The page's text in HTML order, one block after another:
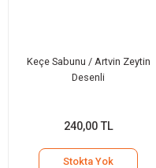
Keçe Sabunu / Artvin Zeytin
Desenli
240,00 TL
Stokta Yok